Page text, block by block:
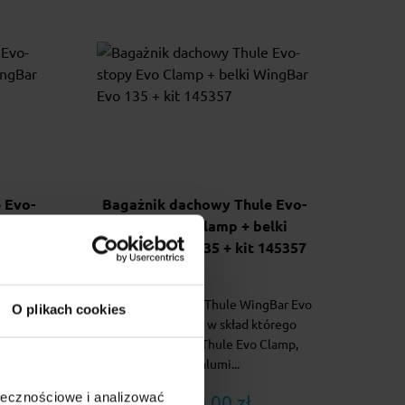
O plikach cookies
i analizować
Evo-
Evo
Bagażnik dachowy Thule Evo-
stopy Evo Clamp + belki
WingBar Evo 135 + kit 145357
Bagażnik dachowy Thule WingBar Evo
nowej generacji w skład którego
wchodzą: stopy Thule Evo Clamp,
belki alumi...